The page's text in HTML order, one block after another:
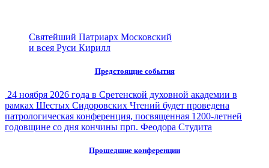
Святейший Патриарх Московский
и всея Руси Кирилл
Предстоящие события
24 ноября 2026 года в Сретенской духовной академии в
рамках Шестых Сидоровских Чтений будет проведена
патрологическая конференция, посвященная 1200-летней
годовщине со дня кончины прп. Феодора Студита
Прошедшие конференции